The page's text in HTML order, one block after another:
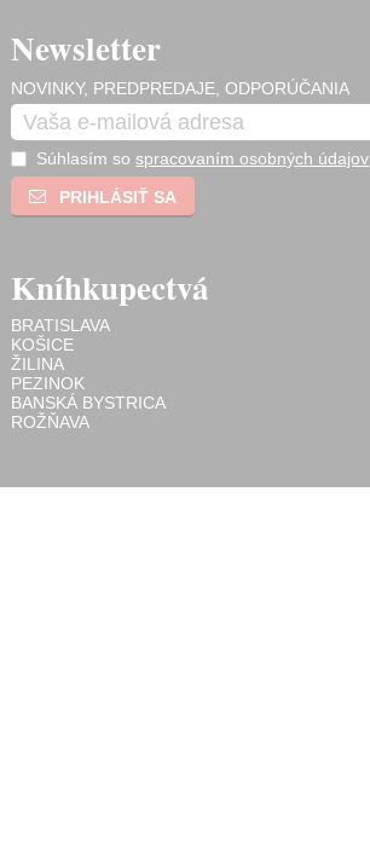
Newsletter
NOVINKY, PREDPREDAJE, ODPORÚČANIA
Súhlasím sospracovaním osobných údajov
PRIHLÁSIŤ SA
Kníhkupectvá
BRATISLAVA
KOŠICE
ŽILINA
PEZINOK
BANSKÁ BYSTRICA
ROŽŇAVA
Informácie